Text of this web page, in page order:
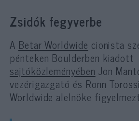
Zsidók fegyverbe
A Betar Worldwide cionista
pénteken Boulderben kiadott
sajtóközleményében Jon
vezérigazgató és Ronn
Worldwide alelnöke